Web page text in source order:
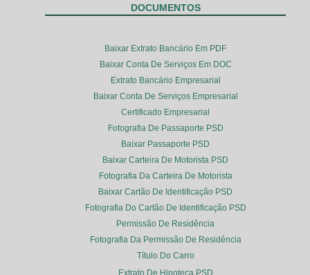
DOCUMENTOS
Baixar Extrato Bancário Em PDF
Baixar Conta De Serviços Em DOC
Extrato Bancário Empresarial
Baixar Conta De Serviços Empresarial
Certificado Empresarial
Fotografia De Passaporte PSD
Baixar Passaporte PSD
Baixar Carteira De Motorista PSD
Fotografia Da Carteira De Motorista
Baixar Cartão De Identificação PSD
Fotografia Do Cartão De Identificação PSD
Permissão De Residência
Fotografia Da Permissão De Residência
Título Do Carro
Extrato De Hipoteca PSD